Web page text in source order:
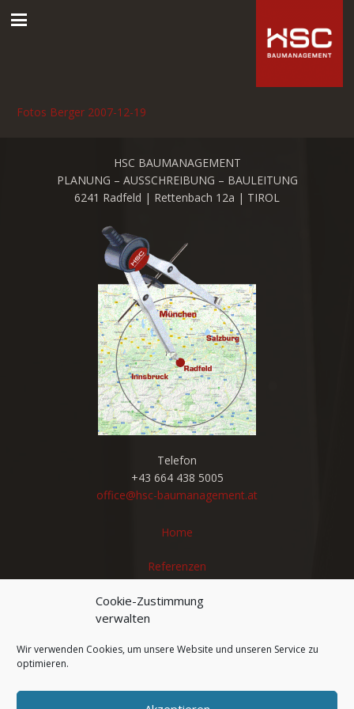
Cookie-Zustimmung
verwalten
Wir verwenden Cookies, um unsere Website und unseren Service zu
optimieren.
Fotos Berger 2007-12-19
HSC BAUMANAGEMENT
PLANUNG – AUSSCHREIBUNG – BAULEITUNG
6241 Radfeld | Rettenbach 12a | TIROL
Telefon
+43 664 438 5005
office@hsc-baumanagement.at
Home
Referenzen
Leistungen
Kontakt